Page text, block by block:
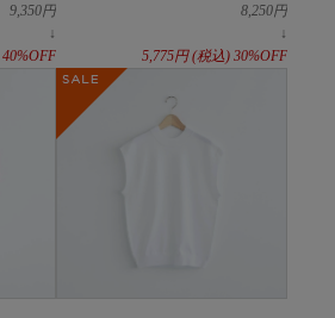
9,350円
↓
40%OFF
8,250円
↓
5,775円(税込) 30%OFF